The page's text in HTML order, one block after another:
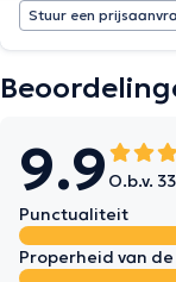
Stuur een
9.9 O.b.v.
Punctualiteit
Properheid van